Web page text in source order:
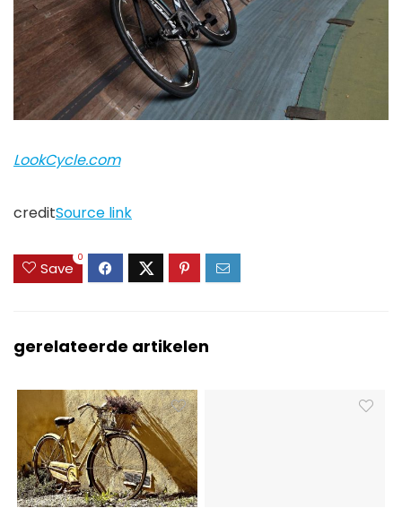
LookCycle.com
creditSource link
Save
0
gerelateerde artikelen